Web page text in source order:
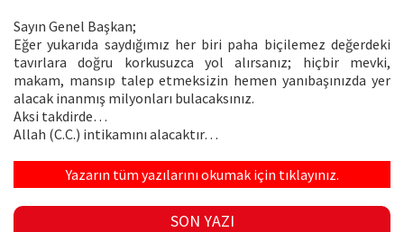
Sayın Genel Başkan;
Eğer yukarıda saydığımız her biri paha biçilemez değerdeki
tavırlara doğru korkusuzca yol alırsanız; hiçbir mevki,
makam, mansıp talep etmeksizin hemen yanıbaşınızda yer
alacak inanmış milyonları bulacaksınız.
Aksi takdirde…
Allah (C.C.) intikamını alacaktır…
Yazarın tüm yazılarını okumak için tıklayınız.
SON YAZI